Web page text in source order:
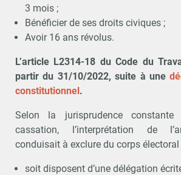
3 mois ;
Bénéficier de ses droits civiques ;
Avoir 16 ans révolus.
L’article L2314-18 du Code du
partir du 31/10/2022, suite à une
constitutionnel.
Selon la jurisprudence
cassation, l’interprétation de
conduisait à exclure du corps
soit disposent d’une délégation